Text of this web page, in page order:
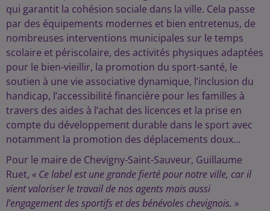
qui garantit la cohésion sociale dans la ville. Cela passe
par des équipements modernes et bien entretenus, de
nombreuses interventions municipales sur le temps
scolaire et périscolaire, des activités physiques adaptées
pour le bien-vieillir, la promotion du sport-santé, le
soutien à une vie associative dynamique, l’inclusion du
handicap, l’accessibilité financière pour les familles à
travers des aides à l’achat des licences et la prise en
compte du développement durable dans le sport avec
notamment la promotion des déplacements doux…
Pour le maire de Chevigny-Saint-Sauveur, Guillaume
Ruet, « Ce label est une grande fierté pour notre ville, car il
vient valoriser le travail de nos agents mais aussi
l’engagement des sportifs et des bénévoles chevignois. »